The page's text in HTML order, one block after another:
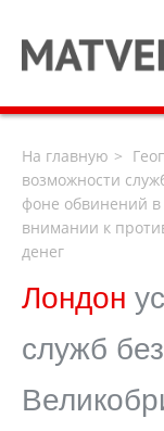
На главную
возможности
фоне обвинений в
внимании к
денег
Лондон
служб